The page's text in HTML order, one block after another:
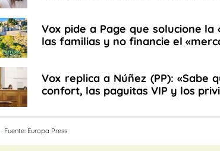
Vox pide a Page que solucione la
las familias y no financie el
Vox replica a Núñez (PP): «Sabe
confort, las paguitas VIP y los
· Fuente: Europa Press